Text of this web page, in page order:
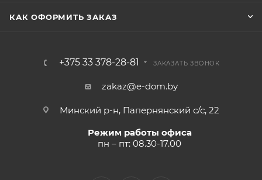
КАК ОФОРМИТЬ ЗАКАЗ
+375 33 378-28-81 ЗАКАЗАТЬ ЗВОНОК
zakaz@e-dom.by
Минский р-н, Папернянский с/с, 22
Режим работы офиса
пн – пт: 08.30-17.00